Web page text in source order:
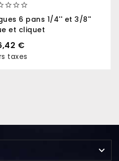

6 pans 1/4'' et 3/8''
et cliquet
€
taxes
